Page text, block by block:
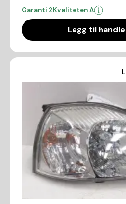
Garanti 2Kvaliteten A
Legg til